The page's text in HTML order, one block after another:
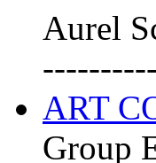
Aurel
----------
ART
Group